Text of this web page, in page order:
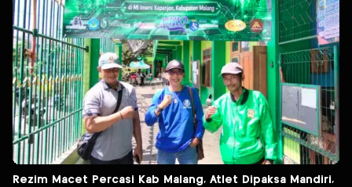
Rezim Macet Percasi Kab Malang, Atlet Dipaksa Mandiri,